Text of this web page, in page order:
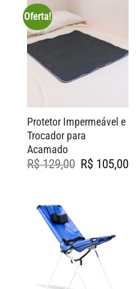
Oferta!
Protetor Impermeável e
Trocador para
Acamado
R$129,00
O
preço
R$ 105,00O